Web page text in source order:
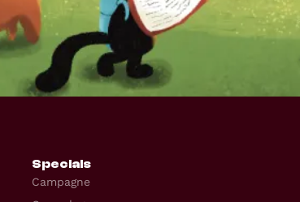
Specials
Campagne